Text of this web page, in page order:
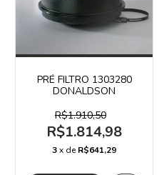
PRÉ FILTRO 1303280
DONALDSON
R$1.910,50
R$1.814,98
3x deR$641,29